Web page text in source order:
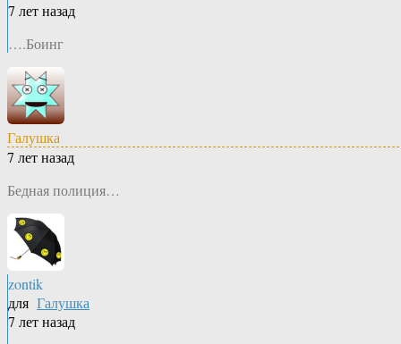
7 лет назад
….Боинг
Галушка
7 лет назад
Бедная полиция…
zontik
для Галушка
7 лет назад